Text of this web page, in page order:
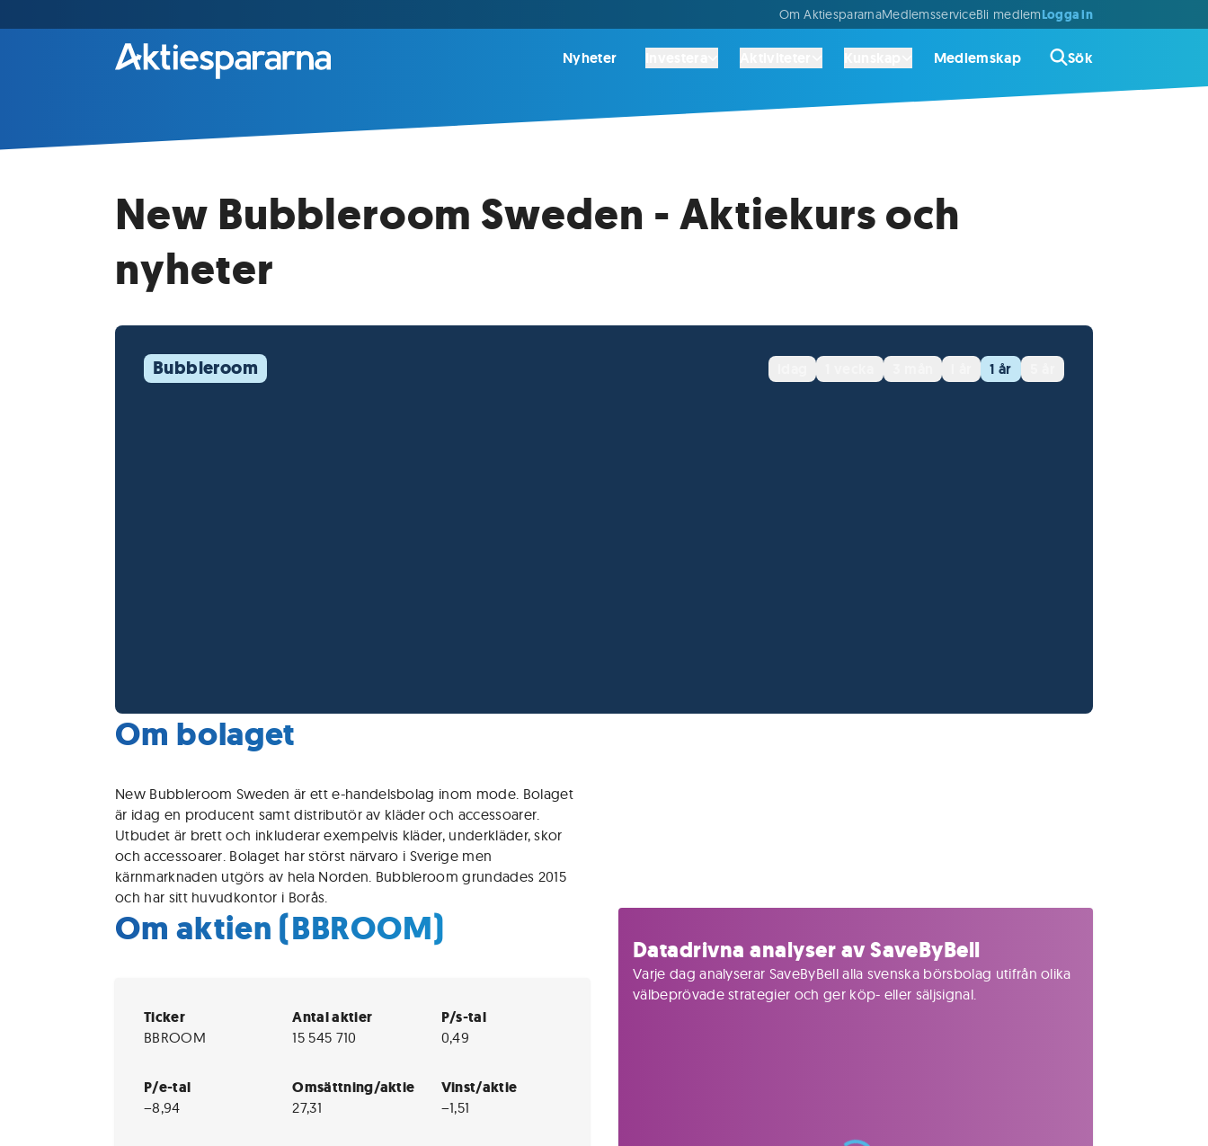
Om AktiespararnaMedlemsserviceBli medlemLogga in
Nyheter Medlemskap Sök
New Bubbleroom Sweden - Aktiekurs och
nyheter
Bubbleroom 1 år
Om bolaget
New Bubbleroom Sweden är ett e-handelsbolag inom mode. Bolaget
är idag en producent samt distributör av kläder och accessoarer.
Utbudet är brett och inkluderar exempelvis kläder, underkläder, skor
och accessoarer. Bolaget har störst närvaro i Sverige men
kärnmarknaden utgörs av hela Norden. Bubbleroom grundades 2015
och har sitt huvudkontor i Borås.
Om aktien (BBROOM)
Ticker
BBROOM
Antal aktier
15 545 710
P/s-tal
0,49
P/e-tal
−8,94
Omsättning/aktie
27,31
Vinst/aktie
−1,51
Datadrivna analyser av SaveByBell
Varje dag analyserar SaveByBell alla svenska börsbolag utifrån olika
välbeprövade strategier och ger köp- eller säljsignal.